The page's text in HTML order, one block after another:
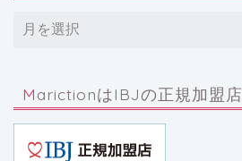
MarictionはIBJの正規加盟店